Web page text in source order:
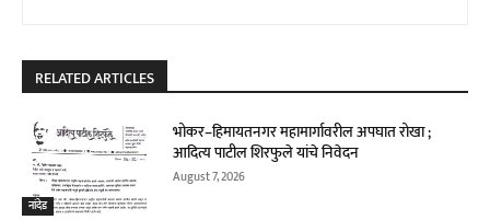
RELATED ARTICLES
नांदेड
भोकर–हिमायतनगर महामार्गावरील अपघात रोखा ;
आदित्य पाटील शिरफुले यांचे निवेदन
August 7, 2026